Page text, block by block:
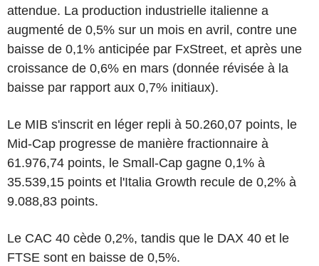
attendue. La production industrielle italienne a
augmenté de 0,5% sur un mois en avril, contre une
baisse de 0,1% anticipée par FxStreet, et après une
croissance de 0,6% en mars (donnée révisée à la
baisse par rapport aux 0,7% initiaux).
Le MIB s'inscrit en léger repli à 50.260,07 points, le
Mid-Cap progresse de manière fractionnaire à
61.976,74 points, le Small-Cap gagne 0,1% à
35.539,15 points et l'Italia Growth recule de 0,2% à
9.088,83 points.
Le CAC 40 cède 0,2%, tandis que le DAX 40 et le
FTSE sont en baisse de 0,5%.